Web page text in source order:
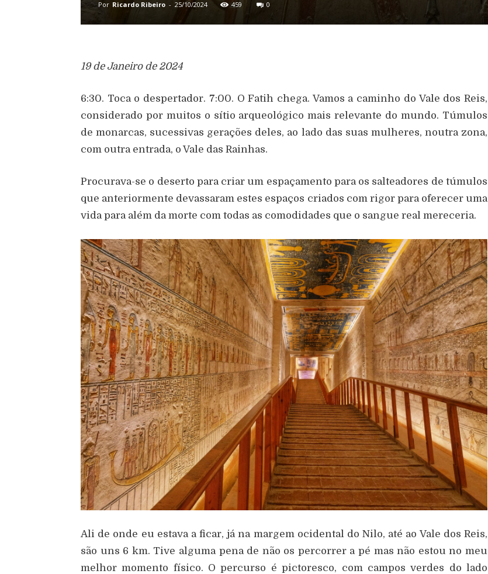
Por Ricardo Ribeiro - 25/10/2024 459 0
19 de Janeiro de 2024
6:30. Toca o despertador. 7:00. O Fatih chega. Vamos a caminho do Vale dos Reis,
considerado por muitos o sítio arqueológico mais relevante do mundo. Túmulos
de monarcas, sucessivas gerações deles, ao lado das suas mulheres, noutra zona,
com outra entrada, o Vale das Rainhas.
Procurava-se o deserto para criar um espaçamento para os salteadores de túmulos
que anteriormente devassaram estes espaços criados com rigor para oferecer uma
vida para além da morte com todas as comodidades que o sangue real mereceria.
Ali de onde eu estava a ficar, já na margem ocidental do Nilo, até ao Vale dos Reis,
são uns 6 km. Tive alguma pena de não os percorrer a pé mas não estou no meu
melhor momento físico. O percurso é pictoresco, com campos verdes do lado